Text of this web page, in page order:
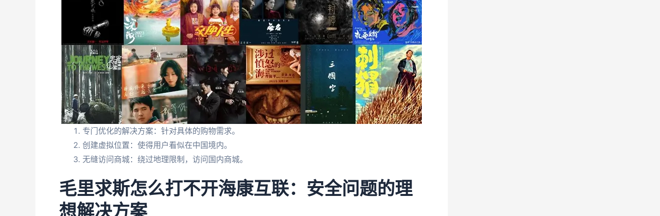
专门优化的解决方案：针对具体的购物需求。
创建虚拟位置：使得用户看似在中国境内。
无缝访问商城：绕过地理限制，访问国内商城。
毛里求斯怎么打不开海康互联：安全问题的理
想解决方案